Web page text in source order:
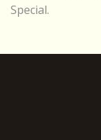
Special.